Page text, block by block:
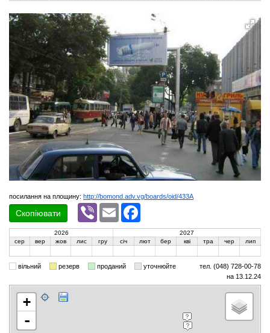
посилання на площину: http://bomond.adv.vg/boards/oid/433A
Скопіювати
Viber Email
2026
2027
сер
вер жов лис гру січ лют бер кві тра чер лип
вільний резерв проданий уточнюйте
тел. (048) 728-00-78
на 13.12.24
+
-